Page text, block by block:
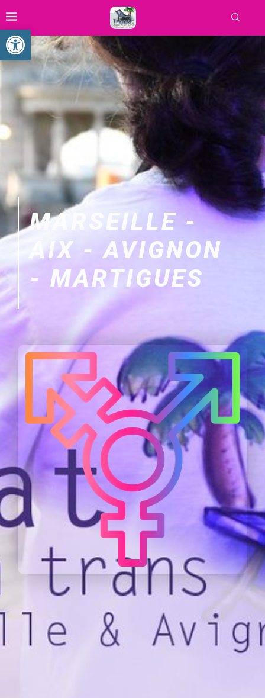
Ouvrir la barre d’outils
MARSEILLE -
AIX - AVIGNON
- MARTIGUES